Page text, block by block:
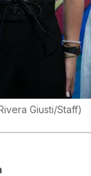
Giusti/Staff)